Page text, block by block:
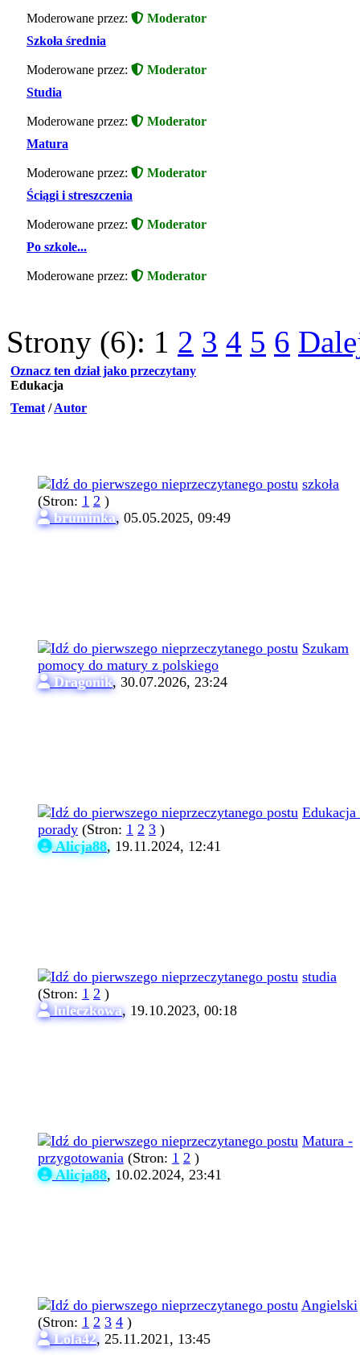
Moderowane przez:
Moderator
Szkoła średnia
Moderowane przez:
Moderator
Studia
Moderowane przez:
Moderator
Matura
Moderowane przez:
Moderator
Ściągi i streszczenia
Moderowane przez:
Moderator
Po szkole...
Moderowane przez: Moderator
Strony (6): 1 2 3 4 5 6
Oznacz ten dział jako przeczytany
Edukacja
Temat /Autor
szkoła
(Stron: 1 2 )
bruminka, 05.05.2025, 09:49
Szukam
pomocy do matury z polskiego
Dragonik, 30.07.2026, 23:24
Edukacja
porady (Stron: 1 2 3 )
Alicja88, 19.11.2024, 12:41
studia
(Stron: 1 2 )
luleczkowa, 19.10.2023, 00:18
Matura -
przygotowania (Stron: 1 2 )
Alicja88, 10.02.2024, 23:41
Angielski
(Stron: 1 2 3 4 )
Lola42, 25.11.2021, 13:45